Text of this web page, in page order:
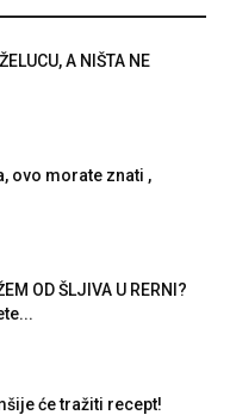
A NIŠTA NE
ovo morate znati ,
OD ŠLJIVA U RERNI?
će tražiti recept!